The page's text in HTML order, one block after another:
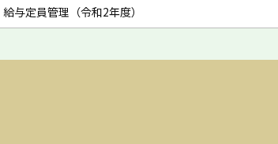
給与定員管理（令和2年度）